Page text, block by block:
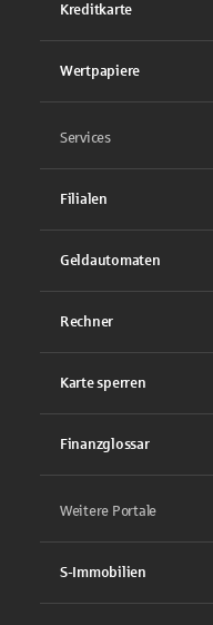
Kreditkarte
Wertpapiere
Services
Filialen
Geldautomaten
Rechner
Karte sperren
Finanzglossar
Weitere Portale
S-Immobilien